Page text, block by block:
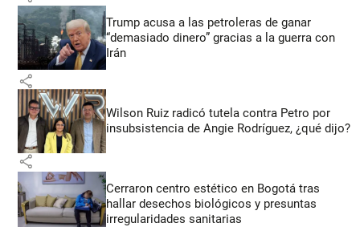
Trump acusa a las petroleras de ganar
“demasiado dinero” gracias a la guerra con
Irán
share
Wilson Ruiz radicó tutela contra Petro por
insubsistencia de Angie Rodríguez, ¿qué dijo?
share
Cerraron centro estético en Bogotá tras
hallar desechos biológicos y presuntas
irregularidades sanitarias